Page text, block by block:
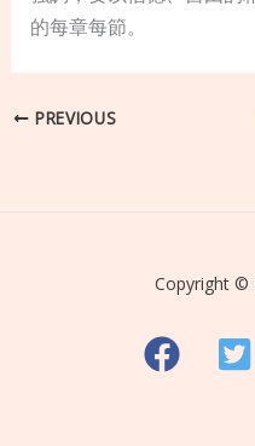
的每章每節。
PREVIOUS
Copyright ©